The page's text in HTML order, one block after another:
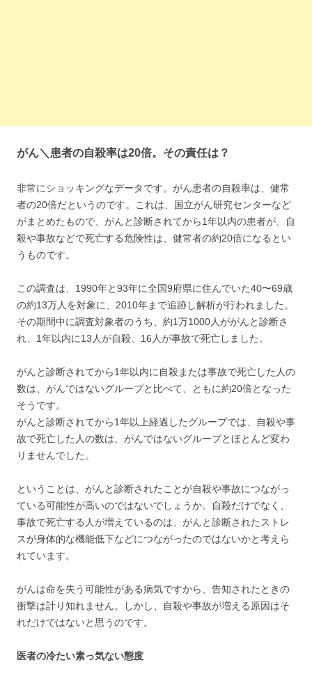
がん＼患者の自殺率は20倍。その責任は？
非常にショッキングなデータです。がん患者の自殺率は、健常
者の20倍だというのです。これは、国立がん研究センターなど
がまとめたもので、がんと診断されてから1年以内の患者が、自
殺や事故などで死亡する危険性は、健常者の約20倍になるとい
うものです。
この調査は、1990年と93年に全国9府県に住んでいた40〜69歳
の約13万人を対象に、2010年まで追跡し解析が行われました。
その期間中に調査対象者のうち、約1万1000人ががんと診断さ
れ、1年以内に13人が自殺、16人が事故で死亡しました。
がんと診断されてから1年以内に自殺または事故で死亡した人の
数は、がんではないグループと比べて、ともに約20倍となった
そうです。
がんと診断されてから1年以上経過したグループでは、自殺や事
故で死亡した人の数は、がんではないグループとほとんど変わ
りませんでした。
ということは、がんと診断されたことが自殺や事故につながっ
ている可能性が高いのではないでしょうか。自殺だけでなく、
事故で死亡する人が増えているのは、がんと診断されたストレ
スが身体的な機能低下などにつながったのではないかと考えら
れています。
がんは命を失う可能性がある病気ですから、告知されたときの
衝撃は計り知れません。しかし、自殺や事故が増える原因はそ
れだけではないと思うのです。
医者の冷たい素っ気ない態度